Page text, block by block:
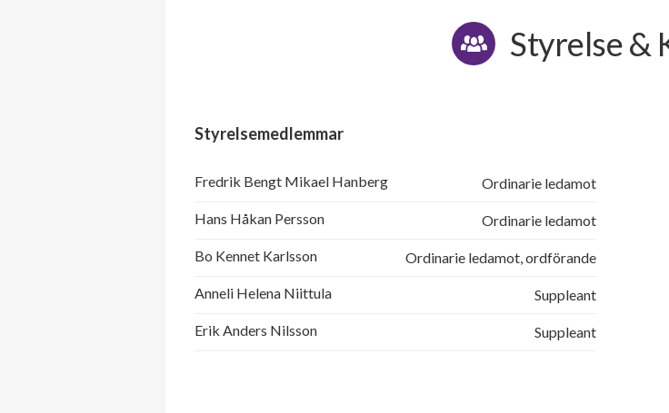
Styrelse &
Styrelsemedlemmar
Fredrik Bengt Mikael Hanberg Ordinarie ledamot
Hans Håkan Persson Ordinarie ledamot
Bo Kennet Karlsson Ordinarie ledamot, ordförande
Anneli Helena Niittula Suppleant
Erik Anders Nilsson Suppleant